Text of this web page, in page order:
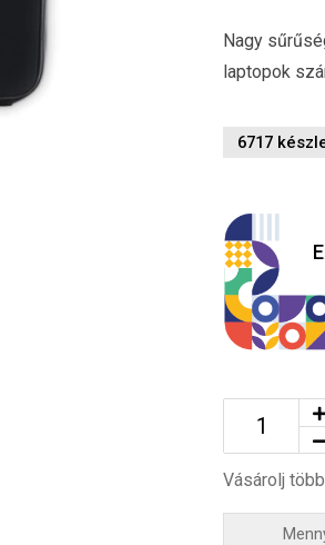
Nagy
laptopok
6717
Vásárolj